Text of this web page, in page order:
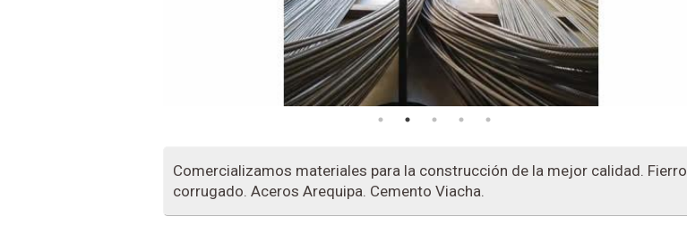
Comercializamos materiales para la construcción de la mejor calidad. Fierro
corrugado. Aceros Arequipa. Cemento Viacha.